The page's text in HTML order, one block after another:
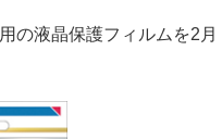
の液晶保護フィルムを2月